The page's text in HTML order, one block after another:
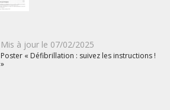
Mis à jour le Publié
le
07/02/2025
Poster « Défibrillation : suivez les instructions !
»